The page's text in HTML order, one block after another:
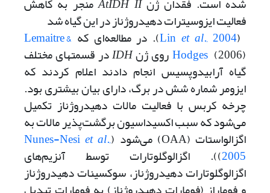
شده است. فقدان ژن AtIDH II منجر به کاهش
فعالیت ایزوسیترات دهیدروژناز در این گیاه شد
(
Lin et al., 2004 ). در مطالعه‌ای که Lemaitre &
Hodges (2006) روی ژن IDHدر قسمتهای مختلف
گیاه آرابیدوپسیس انجام دادند اعلام کردند که
ایزومر شماره شش در برگ، دارای بیان بیشتری بود.
چرخه کربس با فعالیت مالات دهیدروژناز تکمیل
می‌شود که سبب اکسیداسیون برگشت‌پذیر مالات به
اگزالواستات (OAA) می‌شود ( Nunes-Nesiet al.,
2005)). اگزالوگلوتارات توسط آنزیم‌های
اگزالوگلوتارات دهیدروژناز، سوکسینات دهیدروژناز